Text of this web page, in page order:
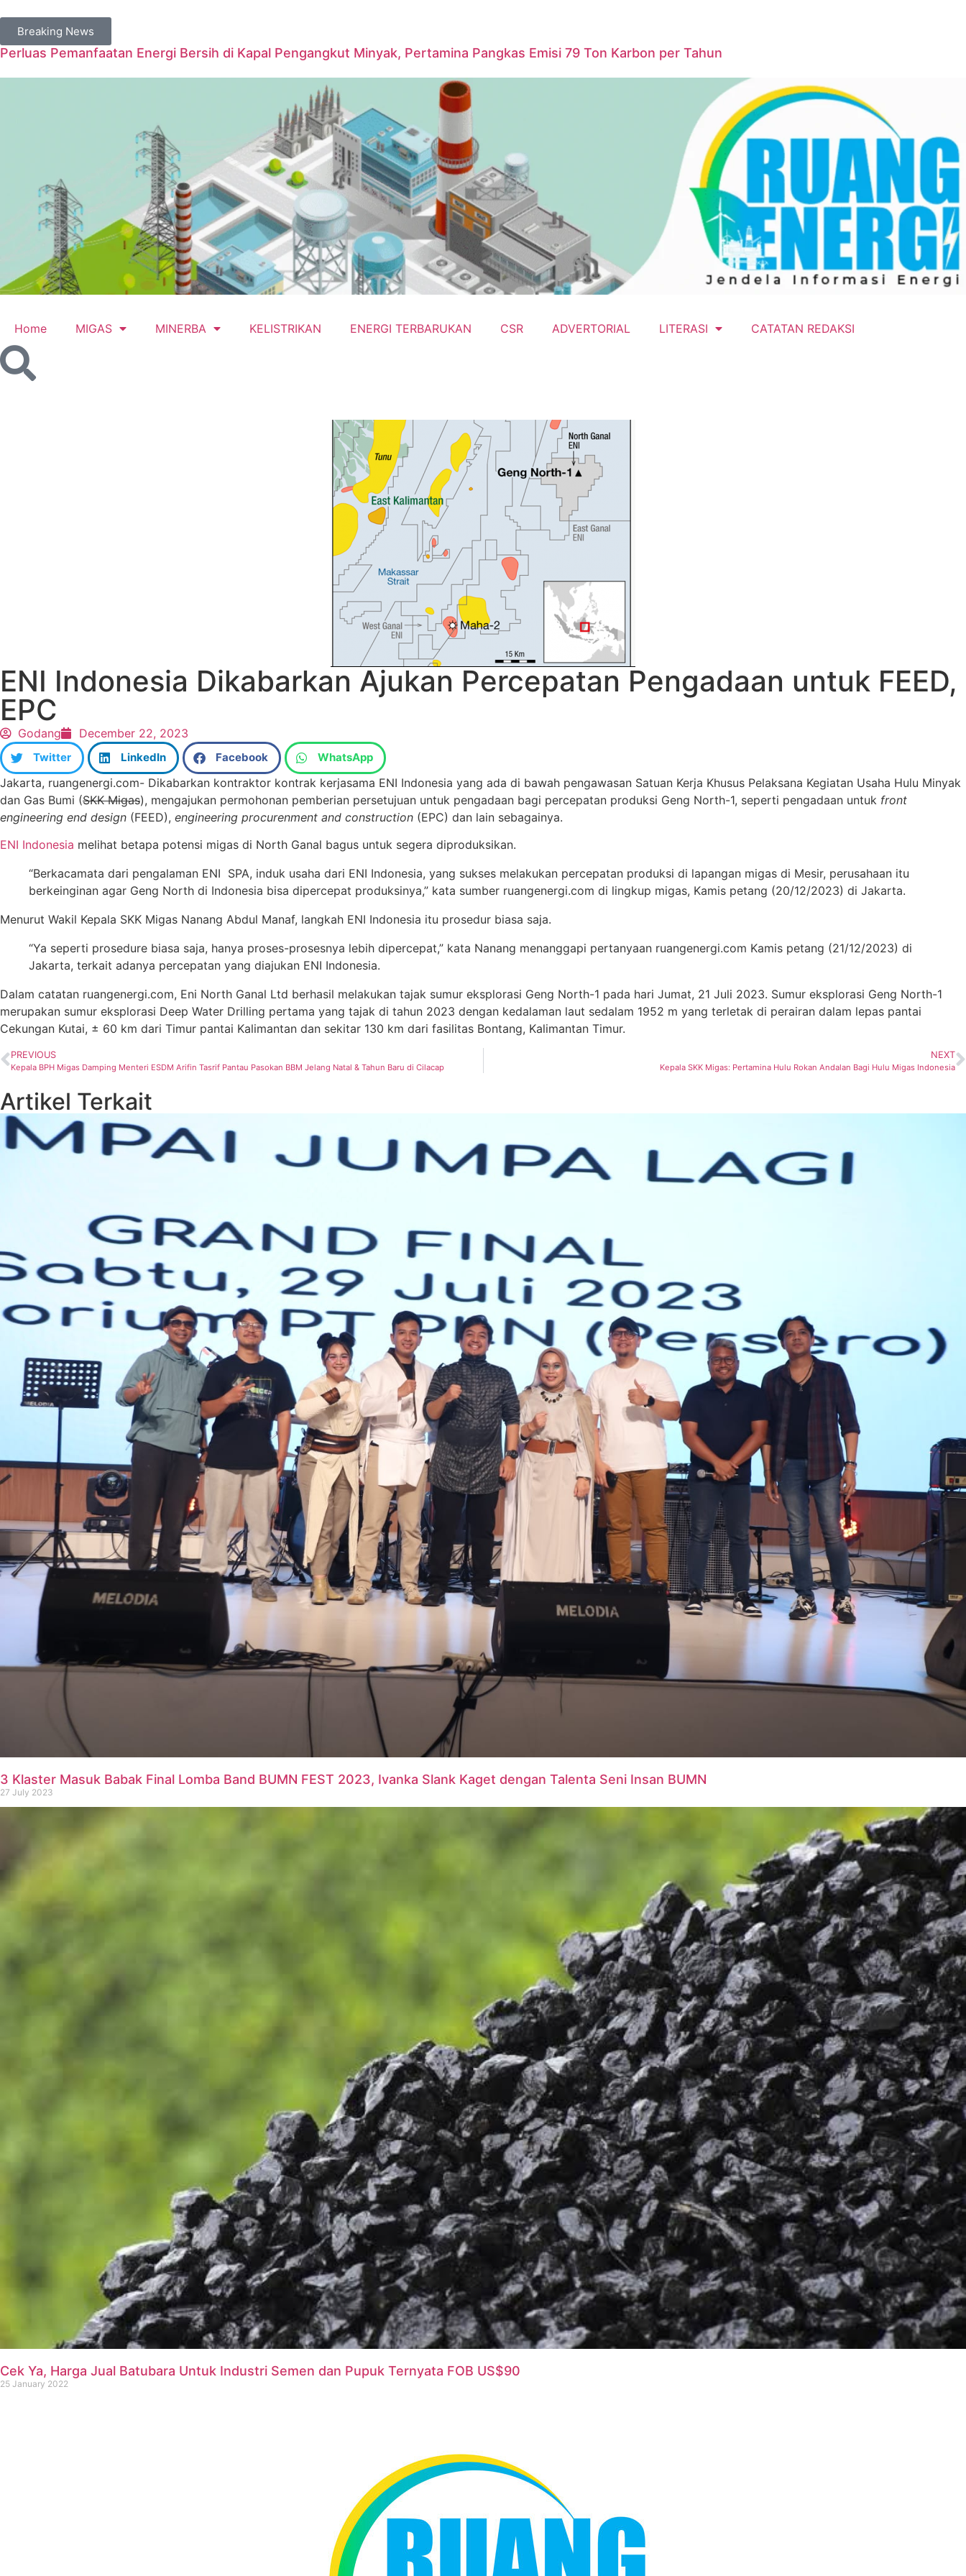
Breaking News
Perluas Pemanfaatan Energi Bersih di Kapal Pengangkut Minyak, Pertamina Pangkas Emisi 79 Ton Karbon per Tahun
Home MIGAS MINERBA KELISTRIKAN ENERGI TERBARUKAN CSR ADVERTORIAL LITERASI CATATAN REDAKSI
ENI Indonesia Dikabarkan Ajukan Percepatan Pengadaan untuk FEED,
EPC
Godang December 22, 2023
Twitter LinkedIn Facebook WhatsApp
Jakarta, ruangenergi.com- Dikabarkan kontraktor kontrak kerjasama ENI Indonesia yang ada di bawah pengawasan Satuan Kerja Khusus Pelaksana Kegiatan Usaha Hulu Minyak
dan Gas Bumi (SKK Migas), mengajukan permohonan pemberian persetujuan untuk pengadaan bagi percepatan produksi Geng North-1, seperti pengadaan untuk front
engineering end design (FEED), engineering procurenment and construction (EPC) dan lain sebagainya.
ENI Indonesia melihat betapa potensi migas di North Ganal bagus untuk segera diproduksikan.
“Berkacamata dari pengalaman ENI SPA, induk usaha dari ENI Indonesia, yang sukses melakukan percepatan produksi di lapangan migas di Mesir, perusahaan itu
berkeinginan agar Geng North di Indonesia bisa dipercepat produksinya,” kata sumber ruangenergi.com di lingkup migas, Kamis petang (20/12/2023) di Jakarta.
Menurut Wakil Kepala SKK Migas Nanang Abdul Manaf, langkah ENI Indonesia itu prosedur biasa saja.
“Ya seperti prosedure biasa saja, hanya proses-prosesnya lebih dipercepat,” kata Nanang menanggapi pertanyaan ruangenergi.com Kamis petang (21/12/2023) di
Jakarta, terkait adanya percepatan yang diajukan ENI Indonesia.
Dalam catatan ruangenergi.com, Eni North Ganal Ltd berhasil melakukan tajak sumur eksplorasi Geng North-1 pada hari Jumat, 21 Juli 2023. Sumur eksplorasi Geng North-1
merupakan sumur eksplorasi Deep Water Drilling pertama yang tajak di tahun 2023 dengan kedalaman laut sedalam 1952 m yang terletak di perairan dalam lepas pantai
Cekungan Kutai, ± 60 km dari Timur pantai Kalimantan dan sekitar 130 km dari fasilitas Bontang, Kalimantan Timur.
PREVIOUS
Kepala BPH Migas Damping Menteri ESDM Arifin Tasrif Pantau Pasokan BBM Jelang Natal & Tahun Baru di Cilacap
NEXT
Kepala SKK Migas: Pertamina Hulu Rokan Andalan Bagi Hulu Migas Indonesia
Artikel Terkait
3 Klaster Masuk Babak Final Lomba Band BUMN FEST 2023, Ivanka Slank Kaget dengan Talenta Seni Insan BUMN
27 July 2023
Cek Ya, Harga Jual Batubara Untuk Industri Semen dan Pupuk Ternyata FOB US$90
25 January 2022